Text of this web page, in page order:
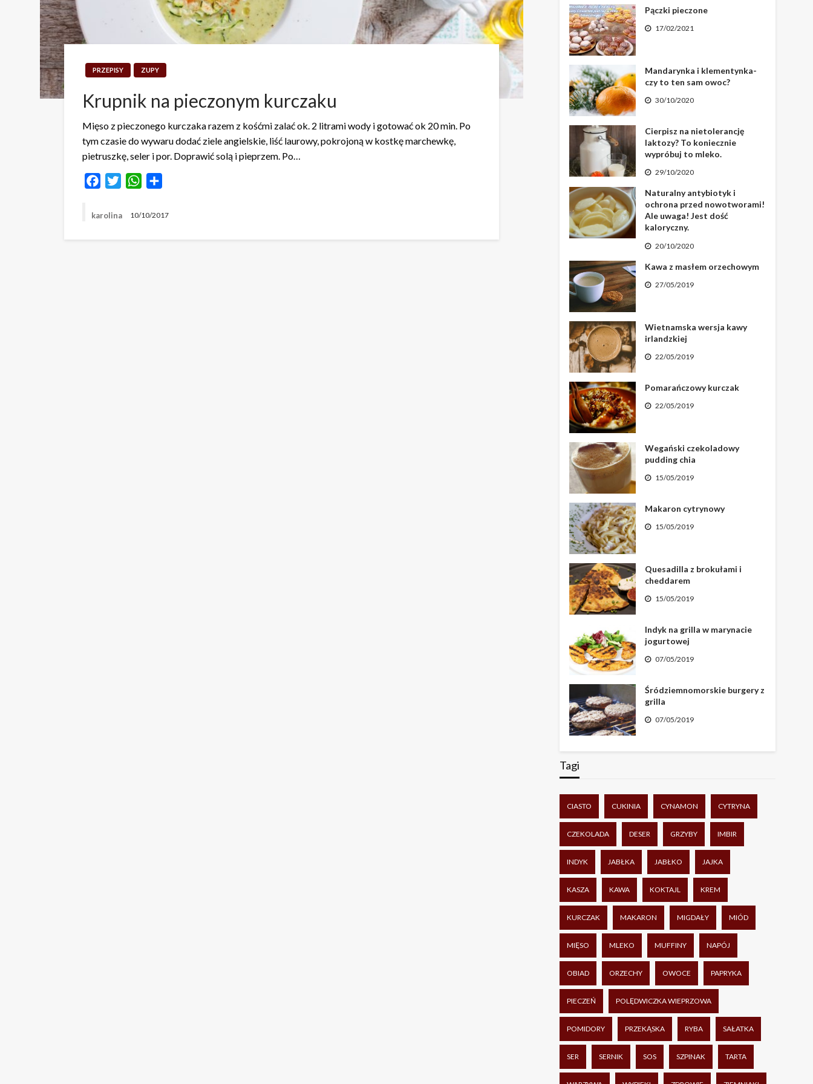
PRZEPISY ZUPY
Krupnik na pieczonym kurczaku
Mięso z pieczonego kurczaka razem z kośćmi zalać ok. 2 litrami wody i gotować ok 20 min. Po
tym czasie do wywaru dodać ziele angielskie, liść laurowy, pokrojoną w kostkę marchewkę,
pietruszkę, seler i por. Doprawić solą i pieprzem. Po…
FacebookTwitterWhatsApp
karolina 10/10/2017
Pączki pieczone
17/02/2021
Mandarynka i klementynka-
czy to ten sam owoc?
30/10/2020
Cierpisz na nietolerancję
laktozy? To koniecznie
wypróbuj to mleko.
29/10/2020
Naturalny antybiotyk i
ochrona przed nowotworami!
Ale uwaga! Jest dość
kaloryczny.
20/10/2020
Kawa z masłem orzechowym
27/05/2019
Wietnamska wersja kawy
irlandzkiej
22/05/2019
Pomarańczowy kurczak
22/05/2019
Wegański czekoladowy
pudding chia
15/05/2019
Makaron cytrynowy
15/05/2019
Quesadilla z brokułami i
cheddarem
15/05/2019
Indyk na grilla w marynacie
jogurtowej
07/05/2019
Śródziemnomorskie burgery z
grilla
07/05/2019
Tagi
CIASTO CUKINIA CYNAMON CYTRYNA
CZEKOLADA DESER GRZYBY IMBIR
INDYK JABŁKA JABŁKO JAJKA
KASZA KAWA KOKTAJL KREM
KURCZAK MAKARON MIGDAŁY MIÓD
MIĘSO MLEKO MUFFINY NAPÓJ
OBIAD ORZECHY OWOCE PAPRYKA
PIECZEŃ POLĘDWICZKA WIEPRZOWA
POMIDORY PRZEKĄSKA RYBA SAŁATKA
SER SERNIK SOS SZPINAK TARTA